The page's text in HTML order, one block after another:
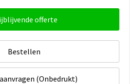
offerte
Bestellen
(Onbedrukt)